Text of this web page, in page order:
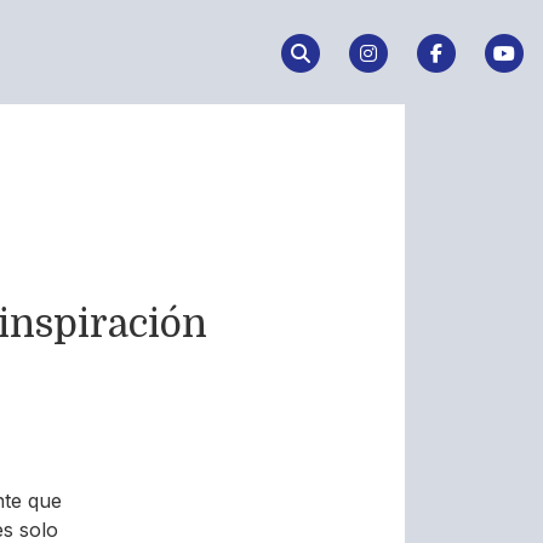
que
solo